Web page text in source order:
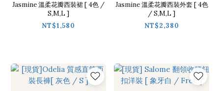
Jasmine 溫柔花瓣西裝裙 [ 4色 /
S,M,L ]
NT$1,580
Jasmine 溫柔花瓣西裝外套 [ 4色
/ S,M,L ]
NT$2,380